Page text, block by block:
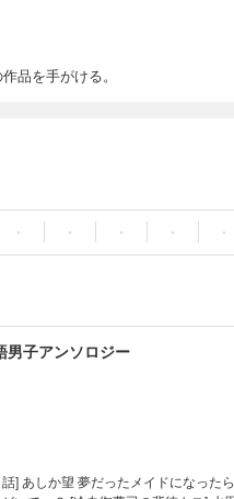
品を手がける。
・ ・ ・ ・ ・
男子アンソロジー
] あしか望 夢だったメイドになったら